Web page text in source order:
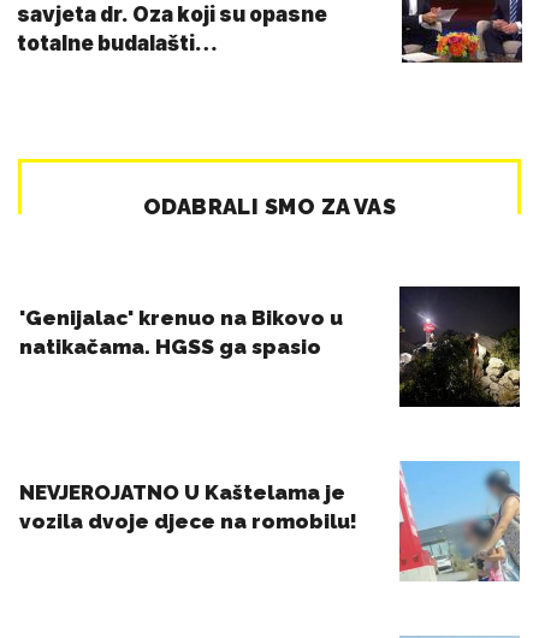
savjeta dr. Oza koji su opasne
totalne budalašti…